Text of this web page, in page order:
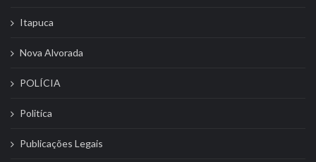
Itapuca
Nova Alvorada
POLÍCIA
Politíca
Publicações Legais